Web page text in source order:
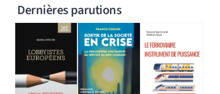
Dernières parutions